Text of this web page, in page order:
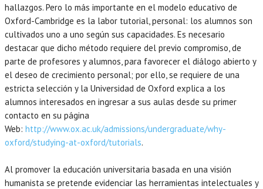
hallazgos. Pero lo más importante en el modelo educativo de
Oxford-Cambridge es la labor tutorial, personal: los alumnos son
cultivados uno a uno según sus capacidades. Es necesario
destacar que dicho método requiere del previo compromiso, de
parte de profesores y alumnos, para favorecer el diálogo abierto y
el deseo de crecimiento personal; por ello, se requiere de una
estricta selección y la Universidad de Oxford explica a los
alumnos interesados en ingresar a sus aulas desde su primer
contacto en su página
Web: http://www.ox.ac.uk/admissions/undergraduate/why-
oxford/studying-at-oxford/tutorials.
Al promover la educación universitaria basada en una visión
humanista se pretende evidenciar las herramientas intelectuales y